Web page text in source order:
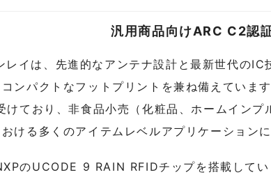
汎用商品向けARC C2認
イは、先進的なアンテナ設計と最新世代のIC
ンパクトなフットプリントを兼ね備えてい
けており、非食品小売（化粧品、ホームイン
ける多くのアイテムレベルアプリケーション
のUCODE 9 RAIN RFIDチップを搭載して